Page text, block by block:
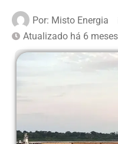
Por: Misto Energia
Atualizado há 6